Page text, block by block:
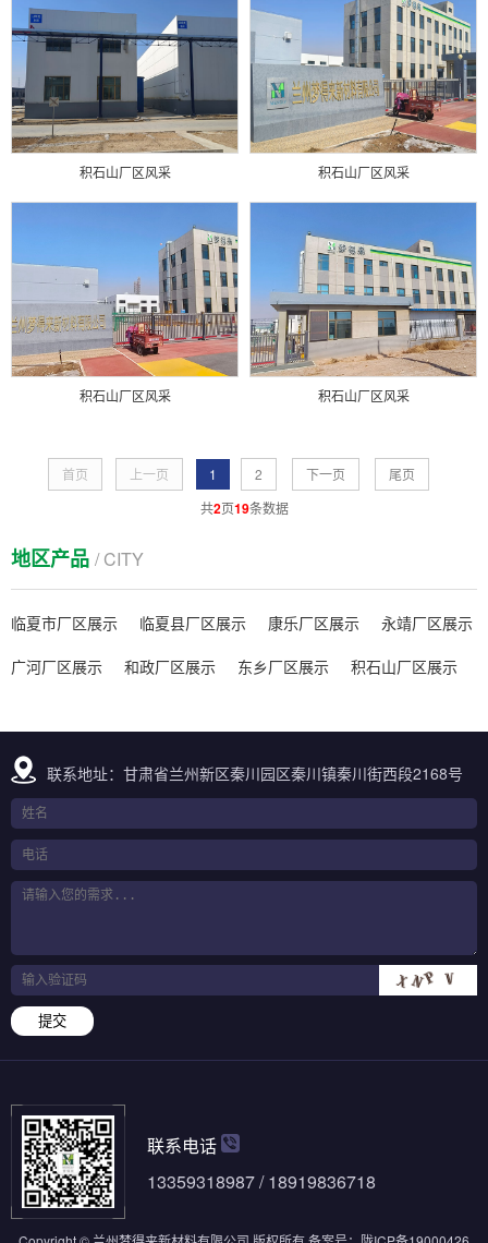
积石山厂区风采 积石山厂区风采
积石山厂区风采 积石山厂区风采
首页 上一页 1 2 下一页
尾页
共2页19条数据
地区产品 / CITY
临夏市厂区展示 临夏县厂区展示 康乐厂区展示
永靖厂区展示
广河厂区展示
和政厂区展示 东乡厂区展示 积石山厂区展示
联系地址：甘肃省兰州新区秦川园区秦川镇秦川街西段2168号
提交
联系电话
13359318987 / 18919836718